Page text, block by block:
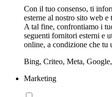
Con il tuo consenso, ti
esterne al nostro sito web
A tal fine, confrontiamo i
seguenti fornitori esterni e
online, a condizione che
Bing, Criteo, Meta,
Marketing